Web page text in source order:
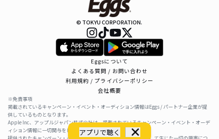
アプリで聴く
© TOKYU CORPORATION.
Eggsについて
よくある質問 / お問い合わせ
利用規約 / プライバシーポリシー
会社概要
※免責事項
掲載されているキャンペーン・イベント・オーディション情報はEggs / パートナー企業が提
供しているものとなります。
Apple Inc、アップルジャパン株式会社は、掲載されているキャンペーン・イベント・オーデ
ィション情報に一切関与をしておりません。